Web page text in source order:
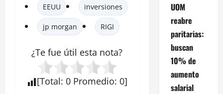
EEUU inversiones
jp morgan RIGI
¿Te fue útil esta nota?
[Total: 0 Promedio: 0]
UOM
reabre
paritarias:
buscan
10% de
aumento
salarial